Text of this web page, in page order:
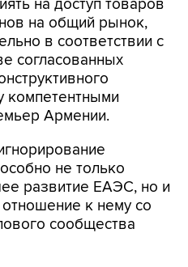
на доступ товаров
на общий рынок,
в соответствии с
согласованных
компетентными
Армении.
не только
развитие ЕАЭС, но и
отношение к нему со
сообщества